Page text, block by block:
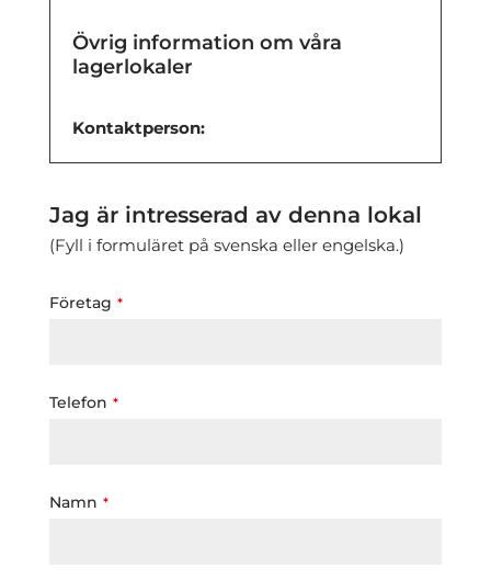
Övrig information om våra
lagerlokaler
Kontaktperson:
Jag är intresserad av denna lokal
(Fyll i formuläret på svenska eller engelska.)
Your
Företag *
Telefon *
Namn *